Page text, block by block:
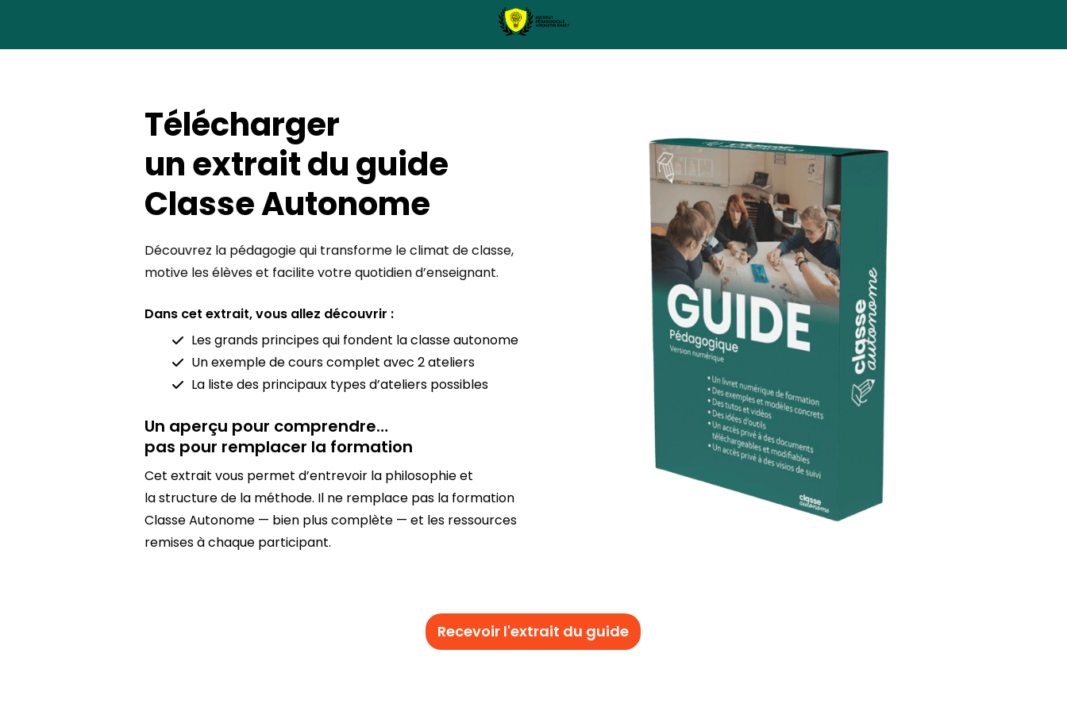
Télécharger
un extrait du guide
Classe Autonome
Découvrez la pédagogie qui transforme le climat de classe,
motive les élèves et facilite votre quotidien d’enseignant.
Dans cet extrait, vous allez découvrir :
Les grands principes qui fondent la classe autonome
Un exemple de cours complet avec 2 ateliers
La liste des principaux types d’ateliers possibles
Un aperçu pour comprendre…
pas pour remplacer la formation
Cet extrait vous permet d’entrevoir la philosophie et
la structure de la méthode. Il ne remplace pas la formation
Classe Autonome — bien plus complète — et les ressources
remises à chaque participant.
Recevoir l'extrait du guide